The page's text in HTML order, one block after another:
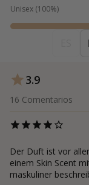
Unisex (100%)
3.9
16 Comentarios
Der Duft ist vor
einem Skin Scent
maskuliner